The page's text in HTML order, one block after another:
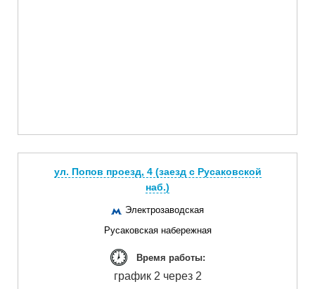
ул. Попов проезд, 4 (заезд с Русаковской
наб.)
Электрозаводская
Русаковская набережная
Время работы:
график 2 через 2